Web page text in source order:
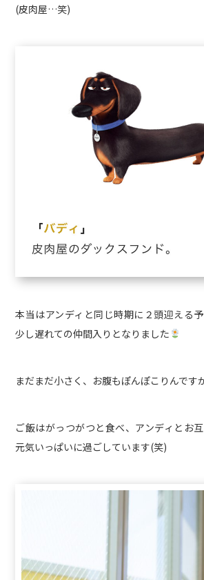
(皮肉屋…笑)
本当はアンディと同じ時期に２頭迎える予
少し遅れての仲間入りとなりました
まだまだ小さく、お腹もぽんぽこりんですが
ご飯はがっつがつと食べ、アンディとお
元気いっぱいに過ごしています(笑)